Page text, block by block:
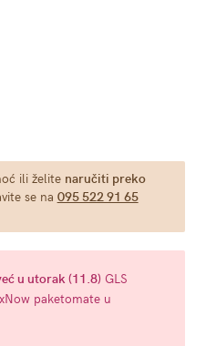
ili želite naručiti preko
se na 095 522 91 65
u utorak (11.8) GLS
paketomate u